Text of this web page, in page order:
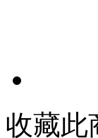
收藏此